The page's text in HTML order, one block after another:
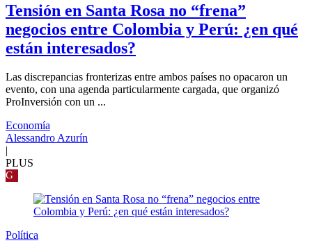
Tensión en Santa Rosa no “frena”
negocios entre Colombia y Perú: ¿en qué
están interesados?
Las discrepancias fronterizas entre ambos países no opacaron un
evento, con una agenda particularmente cargada, que organizó
ProInversión con un ...
Economía
Alessandro Azurín
PLUS
G
Política